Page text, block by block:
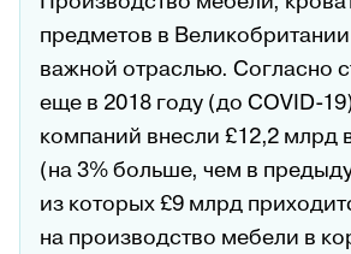
предметов в
важной отраслью. Согласно
еще в 2018 году (до COVID-
компаний внесли £12,2 млрд
(на 3% больше, чем в
из которых £9 млрд
на производство мебели в